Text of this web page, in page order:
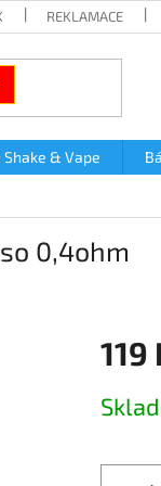
REKLAMACE
& Vape
0,4ohm
119
cena: